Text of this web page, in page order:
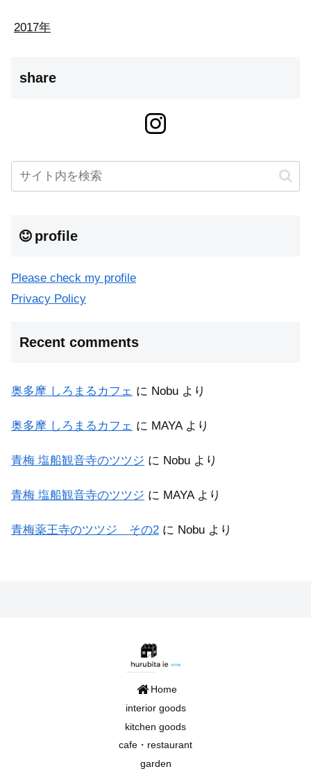
2017年
share
profile
Please check my profile
Privacy Policy
Recent comments
奥多摩 しろまるカフェ に Nobu より
奥多摩 しろまるカフェ に MAYAより
青梅 塩船観音寺のツツジ に Nobu より
青梅 塩船観音寺のツツジ に MAYAより
青梅薬王寺のツツジ その2 に Nobu より
Home
interior goods
kitchen goods
cafe・restaurant
garden